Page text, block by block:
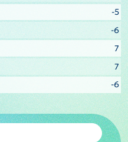
-5
-6
7
7
-6